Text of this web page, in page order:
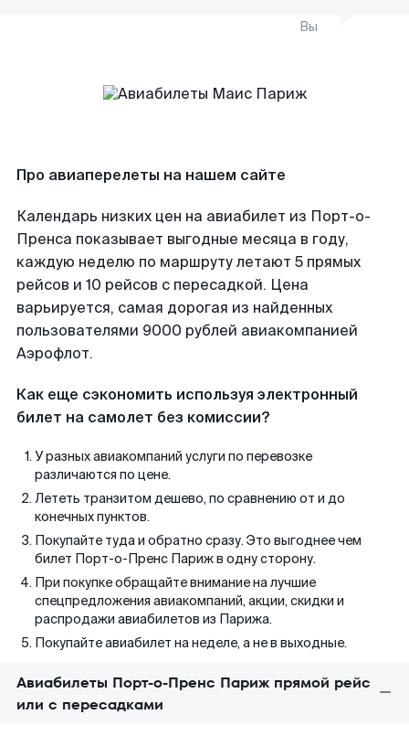
Вы
Про авиаперелеты на нашем сайте
Календарь низких цен на авиабилет из Порт-о-
Пренса показывает выгодные месяца в году,
каждую неделю по маршруту летают 5 прямых
рейсов и 10 рейсов с пересадкой. Цена
варьируется, самая дорогая из найденных
пользователями 9000 рублей авиакомпанией
Аэрофлот.
Как еще сэкономить используя электронный
билет на самолет без комиссии?
У разных авиакомпаний услуги по перевозке
различаются по цене.
Лететь транзитом дешево, по сравнению от и до
конечных пунктов.
Покупайте туда и обратно сразу. Это выгоднее чем
билет Порт-о-Пренс Париж в одну сторону.
При покупке обращайте внимание на лучшие
спецпредложения авиакомпаний, акции, скидки и
распродажи авиабилетов из Парижа.
Покупайте авиабилет на неделе, а не в выходные.
Авиабилеты Порт-о-Пренс Париж прямой рейс
или с пересадками